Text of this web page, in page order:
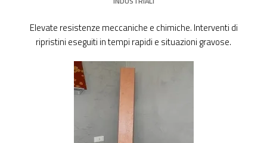
Elevate resistenze meccaniche e chimiche. Interventi di
ripristini eseguiti in tempi rapidi e situazioni gravose.